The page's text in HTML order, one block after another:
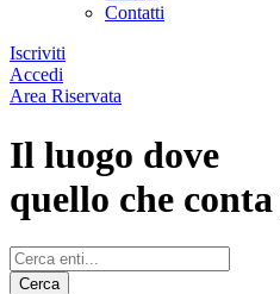
Contatti
Iscriviti
Accedi
Area Riservata
Il luogo dove
quello che
Cerca